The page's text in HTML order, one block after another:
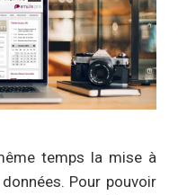
temps la mise à
Pour pouvoir